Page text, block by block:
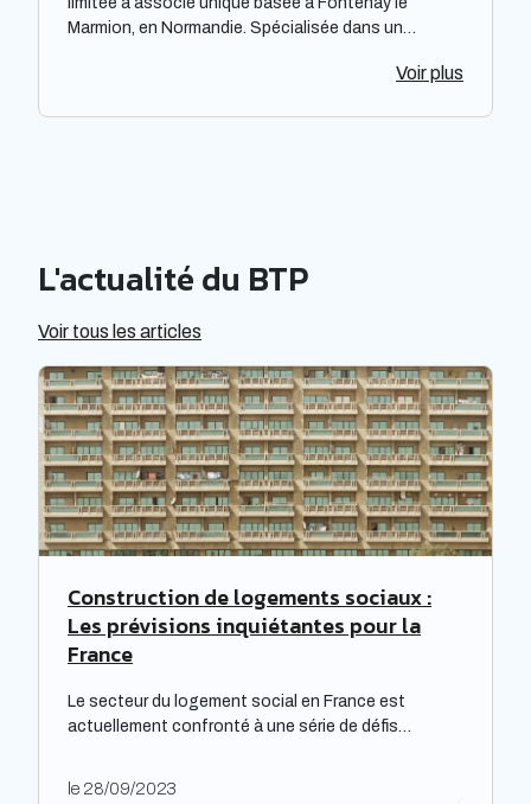
Marmion, en Normandie. Spécialisée dans un
dans la région en fournissant des prestations de
Voir plus
L'actualité du BTP
Voir tous les articles
Construction de logements sociaux :
Les prévisions inquiétantes pour la
France
Le secteur du logement social en France est
actuellement confronté à une série de défis
le 28/09/2023